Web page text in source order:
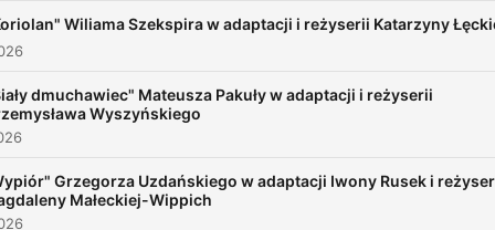
Wiliama Szekspira w adaptacji i reżyserii Katarzyny
dmuchawiec" Mateusza Pakuły w adaptacji i reżyserii
Wyszyńskiego
Grzegorza Uzdańskiego w adaptacji Iwony Rusek i
Małeckiej-Wippich